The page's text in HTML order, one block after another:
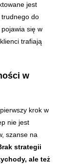
jest
do
się w
trafiają
w
krok w
nie jest
szanse na
strategii
ale też